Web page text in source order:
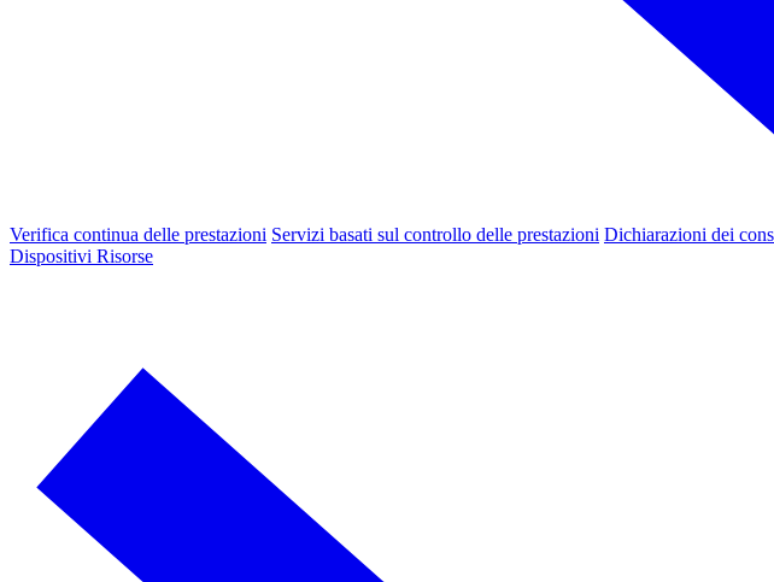
Verifica continua delle prestazioni Servizi basati sul controllo delle prestazioni Dichiarazioni dei
Dispositivi Risorse